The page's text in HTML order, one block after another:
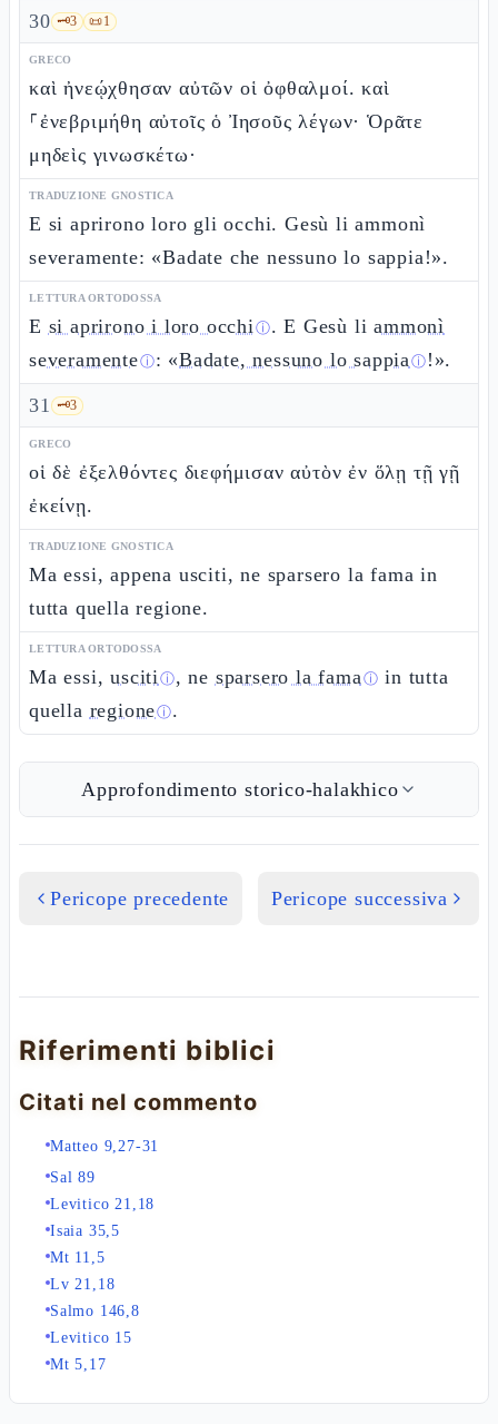
30 🗝️3 📜1
GRECO
καὶ ἠνεῴχθησαν αὐτῶν οἱ ὀφθαλμοί. καὶ
⸀ἐνεβριμήθη αὐτοῖς ὁ Ἰησοῦς λέγων· Ὁρᾶτε
μηδεὶς γινωσκέτω·
TRADUZIONE GNOSTICA
E si aprirono loro gli occhi. Gesù li ammonì
severamente: «Badate che nessuno lo sappia!».
LETTURA ORTODOSSA
E si aprirono i loro occhiⓘ. E Gesù liammonì
severamenteⓘ: «Badate, nessuno lo sappiaⓘ !».
31 🗝️3
GRECO
οἱ δὲ ἐξελθόντες διεφήμισαν αὐτὸν ἐν ὅλῃ τῇ γῇ
ἐκείνῃ.
TRADUZIONE GNOSTICA
Ma essi, appena usciti, ne sparsero la fama in
tutta quella regione.
LETTURA ORTODOSSA
Ma essi,uscitiⓘ, ne sparsero la famaⓘ in tutta
quella regioneⓘ.
Approfondimento storico-halakhico
Pericope precedente Pericope successiva
Riferimenti biblici
Citati nel commento
Matteo 9,27-31
Sal 89
Levitico 21,18
Isaia 35,5
Mt 11,5
Lv 21,18
Salmo 146,8
Levitico 15
Mt 5,17